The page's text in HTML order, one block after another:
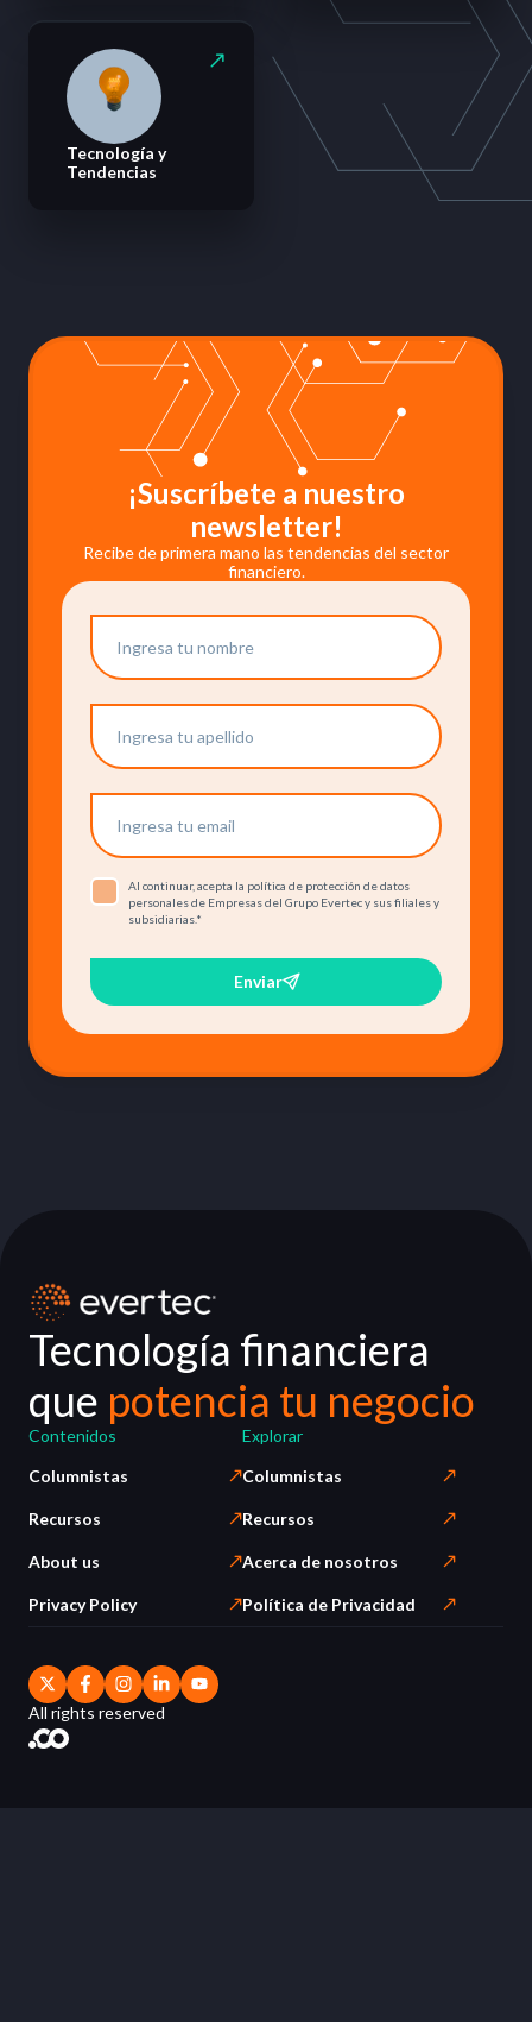
Tecnología y
Tendencias
¡Suscríbete a nuestro
newsletter!
Recibe de primera mano las tendencias del sector
financiero.
Al continuar, acepta la política de protección de datos
personales de Empresas del Grupo Evertec y sus filiales y
subsidiarias.*
Enviar
Tecnología financiera
que potencia tu negocio
Contenidos
Columnistas
Recursos
About us
Privacy Policy
Explorar
Columnistas
Recursos
Acerca de nosotros
Política de Privacidad
All rights reserved